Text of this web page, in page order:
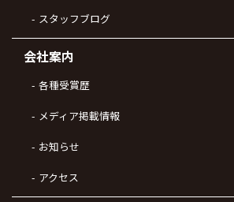
スタッフブログ
会社案内
各種受賞歴
メディア掲載情報
お知らせ
アクセス